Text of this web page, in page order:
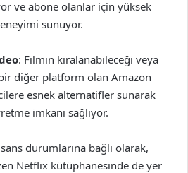
ve abone olanlar için yüksek
sunuyor.
: Filmin kiralanabileceği veya
diğer platform olan Amazon
esnek alternatifler sunarak
imkanı sağlıyor.
durumlarına bağlı olarak,
Netflix kütüphanesinde de yer